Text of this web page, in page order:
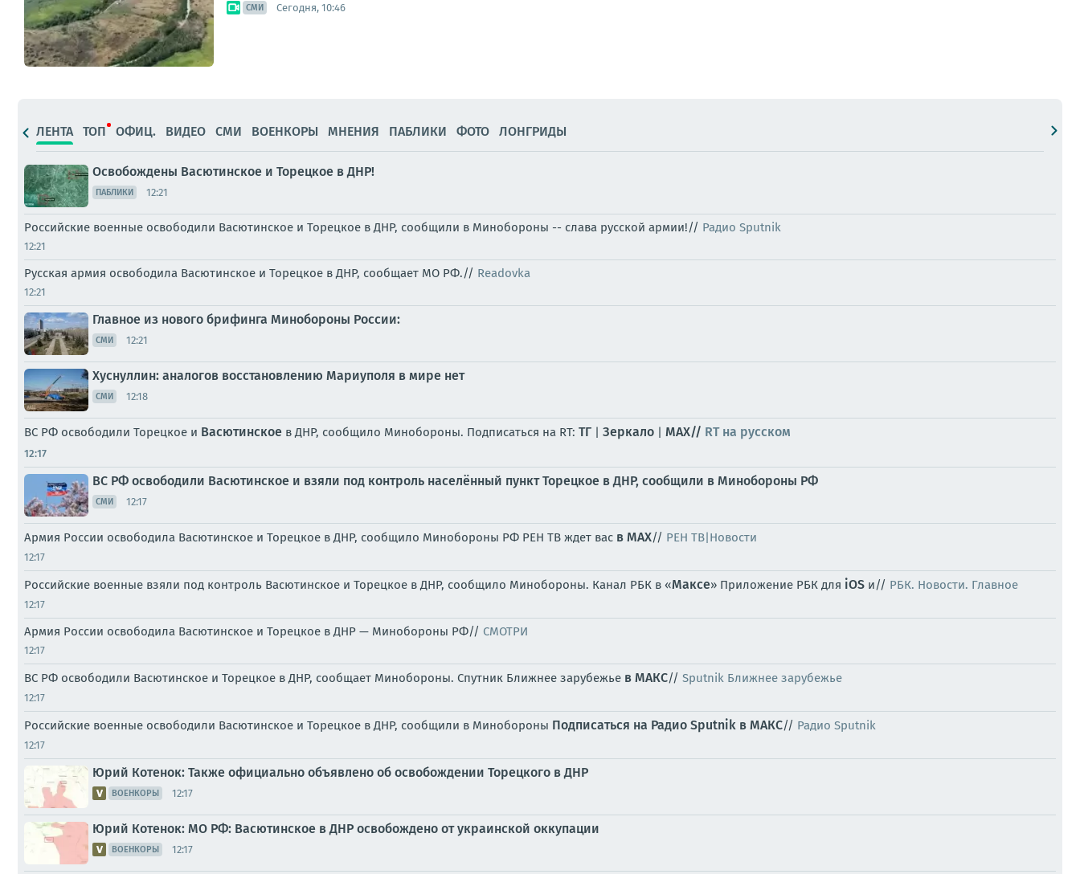
СМИ Сегодня, 10:46
ЛЕНТА ТОП ОФИЦ. ВИДЕО СМИ ВОЕНКОРЫ МНЕНИЯ ПАБЛИКИ ФОТО ЛОНГРИДЫ
Освобождены Васютинское и Торецкое в ДНР!
ПАБЛИКИ 12:21
Российские военные освободили Васютинское и Торецкое в ДНР, сообщили в Минобороны -- слава русской армии!// Радио Sputnik
12:21
Русская армия освободила Васютинское и Торецкое в ДНР, сообщает МО РФ.// Readovka
12:21
Главное из нового брифинга Минобороны России:
СМИ 12:21
Хуснуллин: аналогов восстановлению Мариуполя в мире нет
СМИ 12:18
ВС РФ освободили Торецкое и Васютинское в ДНР, сообщило Минобороны. Подписаться на RT: ТГ | Зеркало | MAX// RT на русском
12:17
ВС РФ освободили Васютинское и взяли под контроль населённый пункт Торецкое в ДНР, сообщили в Минобороны РФ
СМИ 12:17
Армия России освободила Васютинское и Торецкое в ДНР, сообщило Минобороны РФ РЕН ТВ ждет вас в MAX// РЕН ТВ|Новости
12:17
Российские военные взяли под контроль Васютинское и Торецкое в ДНР, сообщило Минобороны. Канал РБК в «Максе» Приложение РБК для iOS и// РБК. Новости. Главное
12:17
Армия России освободила Васютинское и Торецкое в ДНР — Минобороны РФ// СМОТРИ
12:17
ВС РФ освободили Васютинское и Торецкое в ДНР, сообщает Минобороны. Спутник Ближнее зарубежье в MAКС// Sputnik Ближнее зарубежье
12:17
Российские военные освободили Васютинское и Торецкое в ДНР, сообщили в Минобороны Подписаться на Радио Sputnik в МАКС// Радио Sputnik
12:17
Юрий Котенок: Также официально объявлено об освобождении Торецкого в ДНР
ВОЕНКОРЫ 12:17
Юрий Котенок: МО РФ: Васютинское в ДНР освобождено от украинской оккупации
ВОЕНКОРЫ 12:17